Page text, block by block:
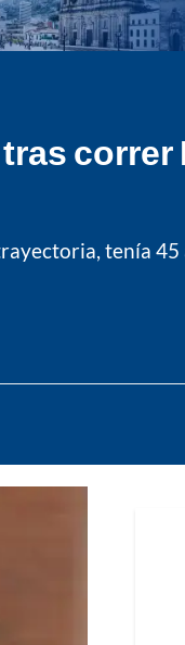
correr
tenía 45